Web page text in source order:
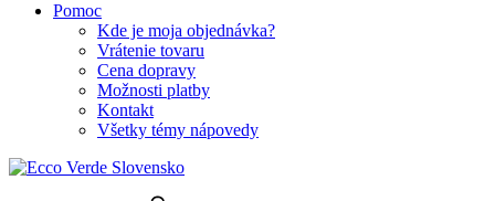
Pomoc
Kde je moja objednávka?
Vrátenie tovaru
Cena dopravy
Možnosti platby
Kontakt
Všetky témy nápovedy